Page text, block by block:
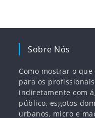
Sobre Nós
Como mostrar o
para os
indiretamente com
público, esgotos
urbanos, micro e